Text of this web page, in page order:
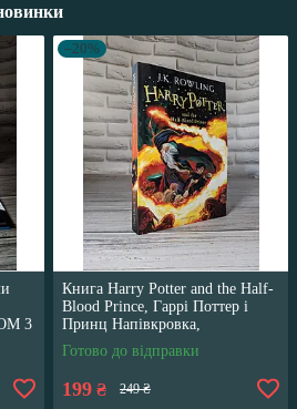
3
–20%
Книга Harry Potter and the Half-
Blood Prince, Гаррі Поттер і
Принц Напівкровка,
англійською мовою
Готово до відправки
199 ₴ 249 ₴